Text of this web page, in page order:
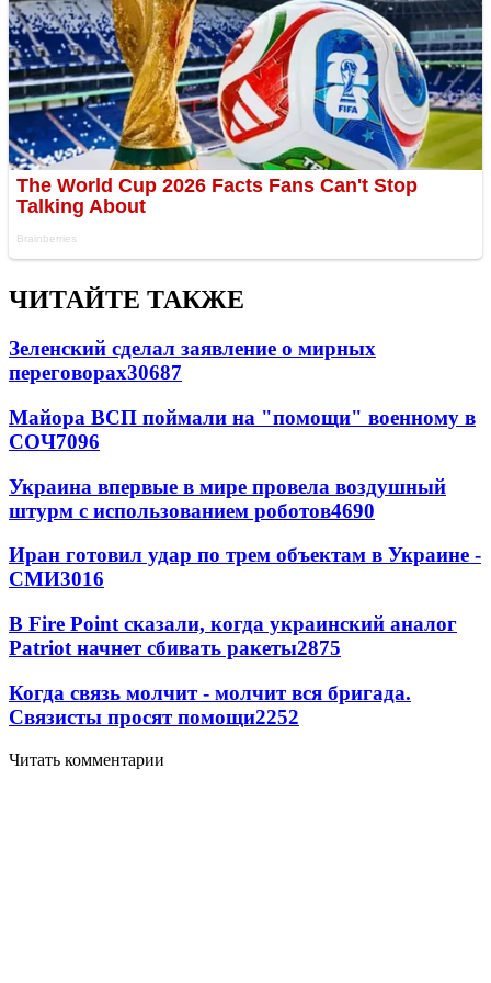
ЧИТАЙТЕ ТАКЖЕ
Зеленский сделал заявление о мирных
переговорах30687
Майора ВСП поймали на "помощи" военному в
СОЧ7096
Украина впервые в мире провела воздушный
штурм с использованием роботов4690
Иран готовил удар по трем объектам в Украине -
СМИ3016
В Fire Point сказали, когда украинский аналог
Patriot начнет сбивать ракеты2875
Когда связь молчит - молчит вся бригада.
Связисты просят помощи2252
Читать комментарии